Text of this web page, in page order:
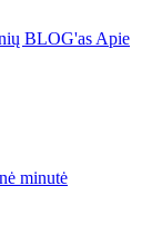
BLOG'as Apie
minutė